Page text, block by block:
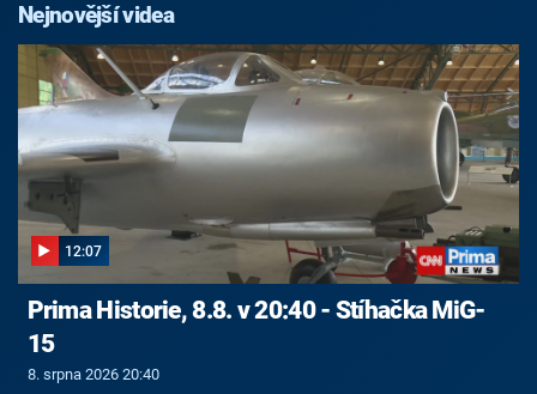
Nejnovější videa
12:07
Prima Historie, 8.8. v 20:40 - Stíhačka MiG-
15
8. srpna 2026 20:40